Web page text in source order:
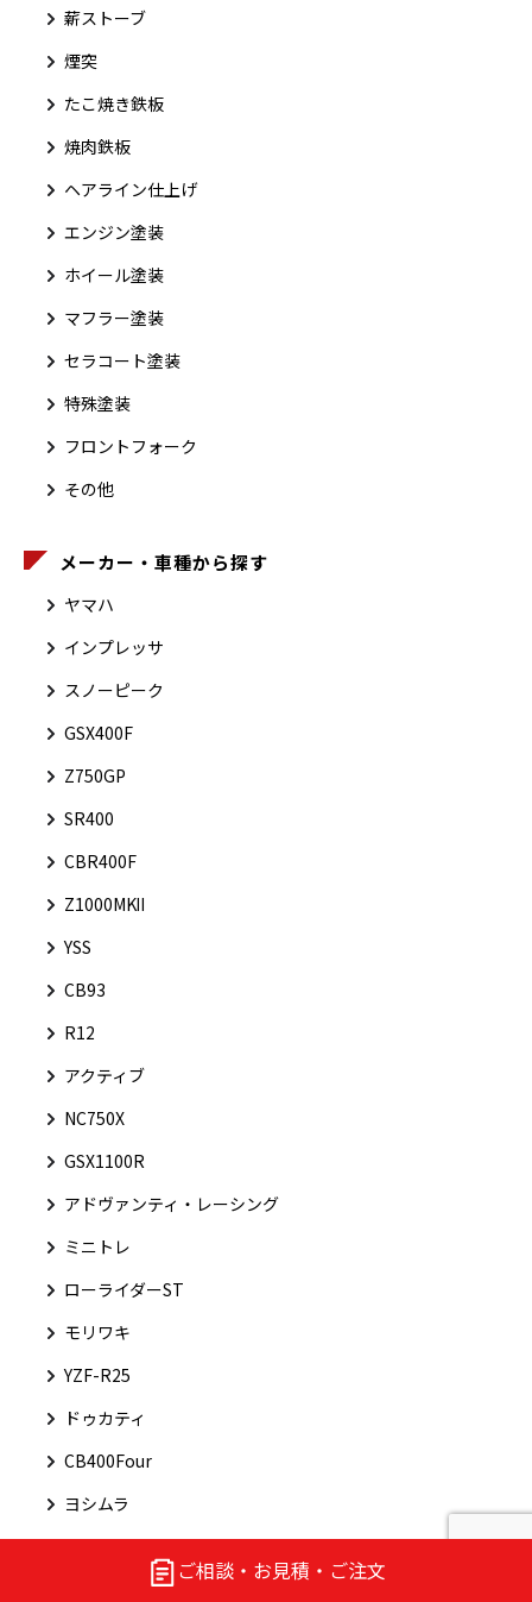
ご相談・お見積・ご注文
薪ストーブ
煙突
たこ焼き鉄板
焼肉鉄板
ヘアライン仕上げ
エンジン塗装
ホイール塗装
マフラー塗装
セラコート塗装
特殊塗装
フロントフォーク
その他
メーカー・車種から探す
ヤマハ
インプレッサ
スノーピーク
GSX400F
Z750GP
SR400
CBR400F
Z1000MKⅡ
YSS
CB93
R12
アクティブ
NC750X
GSX1100R
アドヴァンティ・レーシング
ミニトレ
ローライダーST
モリワキ
YZF-R25
ドゥカティ
CB400Four
ヨシムラ
ニッサン